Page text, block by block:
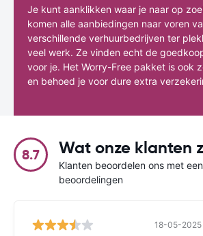
Je kunt aanklikken waar je naar op
komen alle aanbiedingen naar voren
verschillende verhuurbedrijven ter
veel werk. Ze vinden echt de
voor je. Het Worry-Free pakket is ook
en behoed je voor dure extra
8.7 Wat onze klanten
Klanten beoordelen ons met
beoordelingen
18-05-2025